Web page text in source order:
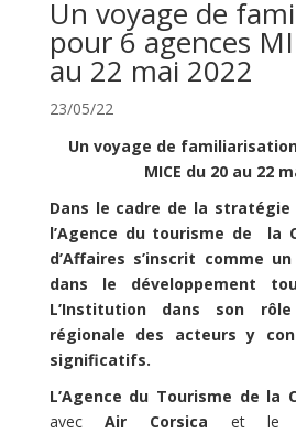
Un voyage de
pour 6 agences
au 22 mai 2022
23/05/22
Un voyage de
MICE du 20 au 22
Dans le cadre de la
l’Agence du tourisme de la
d’Affaires s’inscrit comme
dans le développement
L’Institution dans son
régionale des acteurs y
significatifs.
L’Agence du Tourisme de la
avecAir Corsica et le